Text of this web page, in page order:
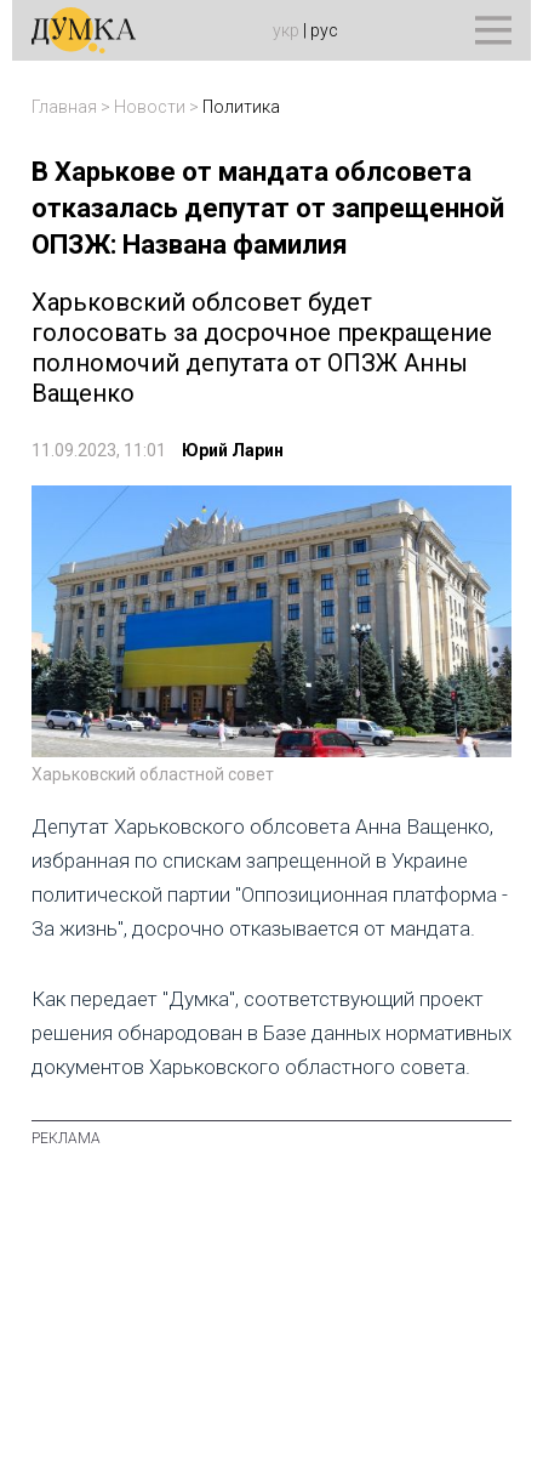
укр рус
Главная > Новости > Политика
В Харькове от мандата облсовета
отказалась депутат от запрещенной
ОПЗЖ: Названа фамилия
Харьковский облсовет будет
голосовать за досрочное прекращение
полномочий депутата от ОПЗЖ Анны
Ващенко
11.09.2023, 11:01 Юрий Ларин
Харьковский областной совет
Депутат Харьковского облсовета Анна Ващенко,
избранная по спискам запрещенной в Украине
политической партии "Оппозиционная платформа -
За жизнь", досрочно отказывается от мандата.
Как передает "Думка", соответствующий проект
решения обнародован в Базе данных нормативных
документов Харьковского областного совета.